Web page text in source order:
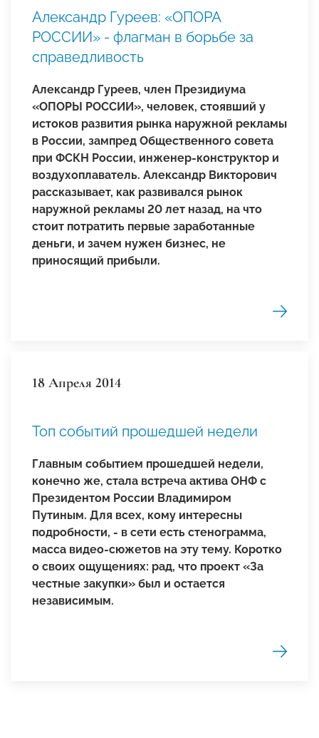
Александр Гуреев: «ОПОРА
РОССИИ» - флагман в борьбе за
справедливость
Александр Гуреев, член Президиума
«ОПОРЫ РОССИИ», человек, стоявший у
истоков развития рынка наружной рекламы
в России, зампред Общественного совета
при ФСКН России, инженер-конструктор и
воздухоплаватель. Александр Викторович
рассказывает, как развивался рынок
наружной рекламы 20 лет назад, на что
стоит потратить первые заработанные
деньги, и зачем нужен бизнес, не
приносящий прибыли.
18 Апреля 2014
Топ событий прошедшей недели
Главным событием прошедшей недели,
конечно же, стала встреча актива ОНФ с
Президентом России Владимиром
Путиным. Для всех, кому интересны
подробности, - в сети есть стенограмма,
масса видео-сюжетов на эту тему. Коротко
о своих ощущениях: рад, что проект «За
честные закупки» был и остается
независимым.